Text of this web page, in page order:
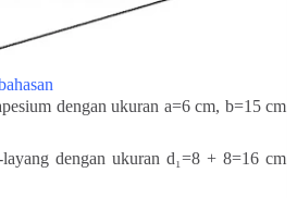
dengan ukuran a=6 cm, b=15 cm
dengan ukuran d₁=8 + 8=16 cm